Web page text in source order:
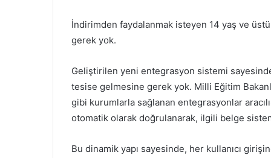
İndirimden faydalanmak isteyen 14 yaş ve
gerek yok.
Geliştirilen yeni entegrasyon sistemi
tesise gelmesine gerek yok. Milli Eğitim
gibi kurumlarla sağlanan entegrasyonlar
otomatik olarak doğrulanarak, ilgili belge
Bu dinamik yapı sayesinde, her kullanıcı